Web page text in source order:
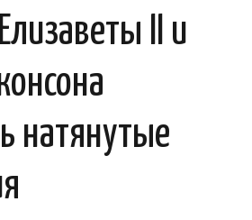
II и
натянутые